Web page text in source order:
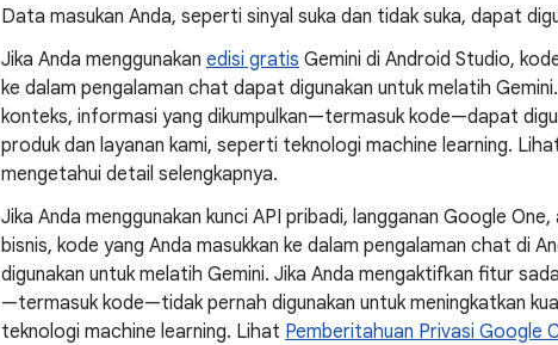
Data masukan Anda, seperti sinyal suka dan tidak suka, dapat
Jika Anda menggunakan edisi gratis Gemini di Android Studio,
ke dalam pengalaman chat dapat digunakan untuk melatih
konteks, informasi yang dikumpulkan—termasuk kode—dapat
produk dan layanan kami, seperti teknologi machine learning.
mengetahui detail selengkapnya.
Jika Anda menggunakan kunci API pribadi, langganan Google
bisnis, kode yang Anda masukkan ke dalam pengalaman chat di
digunakan untuk melatih Gemini. Jika Anda mengaktifkan fitur
—termasuk kode—tidak pernah digunakan untuk meningkatkan
teknologi machine learning. Lihat Pemberitahuan Privasi Google